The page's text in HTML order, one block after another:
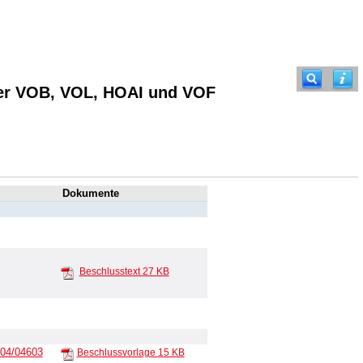
VOB, VOL, HOAI und VOF
Dokumente
Beschlusstext27 KB
04603 Beschlussvorlage 15 KB